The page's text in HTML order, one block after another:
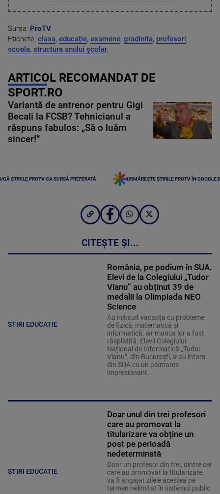
Sursa: ProTV
Etichete: clasa, educație, examene, gradinita, profesori,
scoala, structura anului școlar,
ARTICOL RECOMANDAT DE
SPORT.RO
Variantă de antrenor pentru Gigi
Becali la FCSB? Tehnicianul a
răspuns fabulos: „Să o luăm
sincer!”
ȘTIRILE PROTV CA SURSĂ PREFERATĂ URMĂREȘTE ȘTIRILE PROTV ÎN GOOGLE
CITEȘTE ȘI...
STIRI EDUCATIE
România, pe podium în SUA.
Elevi de la Colegiului „Tudor
Vianu” au obținut 39 de
medalii la Olimpiada NEO
Science
Au înlocuit vacanța cu probleme
de fizică, matematică și
informatică, iar munca lor a fost
răsplătită. Elevii Colegiului
Național de Informatică „Tudor
Vianu”, din București, s-au întors
din SUA cu un palmares
impresionant.
STIRI EDUCATIE
Doar unul din trei profesori
care au promovat la
titularizare va obține un
post pe perioadă
nedeterminată
Doar un profesor din trei, dintre cei
care au promovat la titularizare,
va fi angajat zilele acestea pe
termen nelimitat în sistemul public